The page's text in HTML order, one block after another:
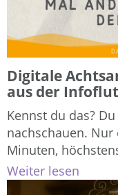
Digitale
aus der Infoflut
Kennst du das?
nachschauen. Nur
Minuten,
Weiter lesen